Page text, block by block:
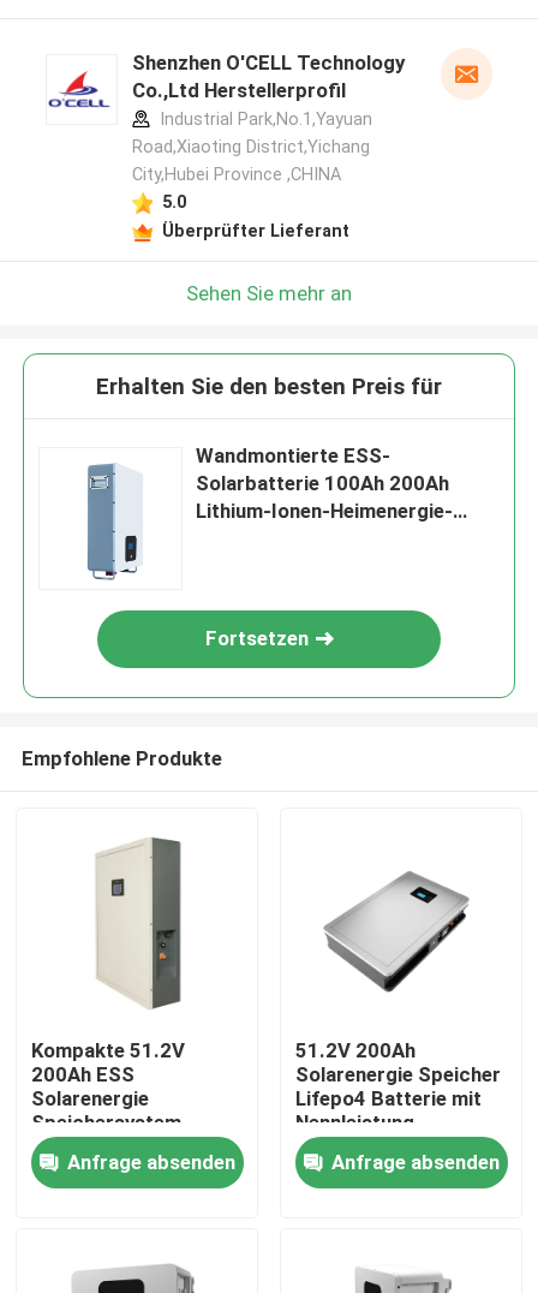
Produkte
Shenzhen O'CELL Technology
Co.,Ltd Herstellerprofil
Industrial Park,No.1,Yayuan
Road,Xiaoting District,Yichang
City,Hubei Province ,CHINA
5.0
Überprüfter Lieferant
Sehen Sie mehr an
Erhalten Sie den besten Preis für
Wandmontierte ESS-
Solarbatterie 100Ah 200Ah
Lithium-Ionen-Heimenergie-
Fortsetzen
Empfohlene Produkte
Kompakte 51.2V
200Ah ESS
Solarenergie
Speichersystem
Batterie für optimale
Leistung
Anfrage absenden
51.2V 200Ah
Solarenergie Speicher
Lifepo4 Batterie mit
Nennleistung
10,24KWh 95%DOD
Anfrage absenden